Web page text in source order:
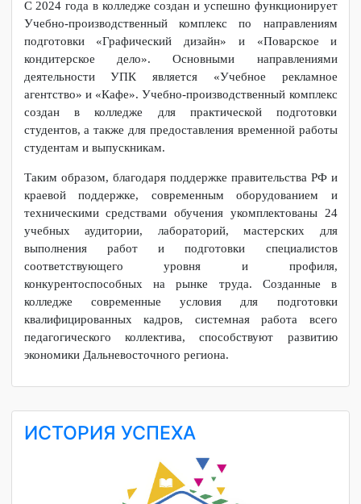
«Комбинат общественного питания», МУП «Комбинат
школьного питания №2», ООО «Новый восход», ПАО
МТС, ПАО «Амурский судостроительный завод», Филиал
ПАО «Объединенная авиастроительная корпорация» -
Комсомольский-на-Амуре авиационный завод имени Ю.
А. Гагарина. Колледж активно взаимодействует с
предприятиями и организациями, субъектами малого и
среднего предпринимательства Хабаровского края и
Дальнего Востока.
С 2024 года в колледже создан и успешно функционирует
Учебно-производственный комплекс по направлениям
подготовки «Графический дизайн» и «Поварское и
кондитерское дело». Основными направлениями
деятельности УПК является «Учебное рекламное
агентство» и «Кафе». Учебно-производственный комплекс
создан в колледже для практической подготовки
студентов, а также для предоставления временной работы
студентам и выпускникам.
краевой поддержке, современным оборудованием и
учебных аудитории, лабораторий, мастерских для
выполнения работ и подготовки специалистов
соответствующего уровня и профиля,
конкурентоспособных на рынке труда. Созданные в
колледже современные условия для подготовки